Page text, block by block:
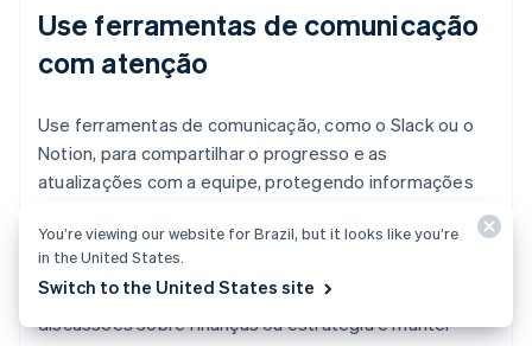
Use ferramentas de comunicação
com atenção
Use ferramentas de comunicação, como o Slack ou o
Notion, para compartilhar o progresso e as
atualizações com a equipe, protegendo informações
separados para que apenas aqueles que precisam
acessar informações confidenciais as tenham. Por
exemplo, você pode criar canais restritos para
discussões sobre finanças ou estratégia e manter
You’re viewing our website for Brazil, but it looks like you’re
in the United States.
Switch to the United States site